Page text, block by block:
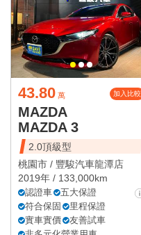
43.80 萬 加入比較
MAZDA
MAZDA 3
2.0頂級型
桃園市 / 豐駿汽車龍潭店
2019年 / 133,000km
認證車
五大保證
符合保固
里程保證
實車實價
友善試車